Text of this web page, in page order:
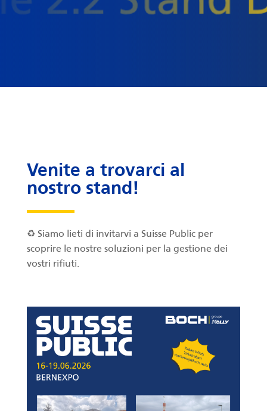
Venite a trovarci al
nostro stand!
♻️ Siamo lieti di invitarvi a Suisse Public per
scoprire le nostre soluzioni per la gestione dei
vostri rifiuti.